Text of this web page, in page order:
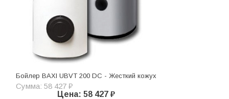
Бойлер BAXI UBVT 200 DC - Жесткий кожух
Сумма: 58 427 ₽
Цена: 58 427 ₽